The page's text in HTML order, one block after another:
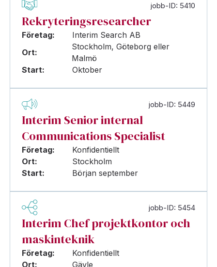
jobb-ID: 5410
Rekryteringsresearcher
Företag:
Interim Search AB
Ort:
Stockholm, Göteborg eller
Malmö
Start:
Oktober
jobb-ID: 5449
Interim Senior internal
Communications Specialist
Företag:
Konfidentiellt
Ort:
Stockholm
Start:
Början september
jobb-ID: 5454
Interim Chef projektkontor och
maskinteknik
Företag:
Konfidentiellt
Ort:
Gävle